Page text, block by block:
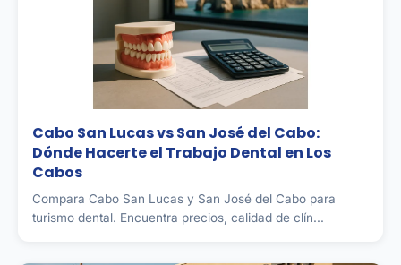
Cabo San Lucas vs San José del Cabo:
Dónde Hacerte el Trabajo Dental en Los
Cabos
Compara Cabo San Lucas y San José del Cabo para
turismo dental. Encuentra precios, calidad de clín...